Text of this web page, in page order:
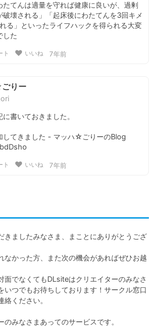
てんは適量を守れば健康に良いが、過剰
破壊される」「起床後にわたてんを3回キメ
る」といったライフハックを得られる大変
した
ト いいね 7年前
りー
書いておきました。
してきました - マッハ☆ごりーのBlog
ト いいね 7年前
きましたみなさま、まことにありがとうござ
なかった方、また次の機会があればぜひお越
面でなくてもDLsiteはクリエイターのみなさ
いつでもお待ちしております！サークル窓口
ください。
みなさまあってのサービスです。